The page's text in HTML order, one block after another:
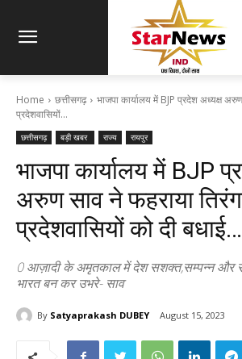
Home छत्तीसगढ़
भाजपा कार्यालय में BJP प्रदेश अध्यक्ष
प्रदेशवासियों...
छत्तीसगढ़ बड़ी खबर राज्य रायपुर
भाजपा कार्यालय में BJP
अरुण साव ने फहराया
प्रदेशवासियों को दी बधाई…
0 आज़ादी के अमृतकाल में देश सशक्त,सम्पन्न और
भारत बन कर उभरे- साव
By Satyaprakash DUBEY August 15, 2023